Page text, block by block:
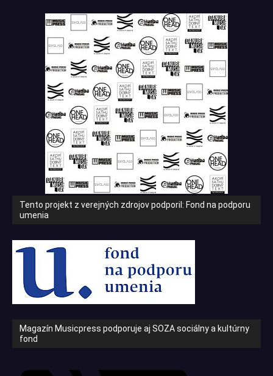
Tento projekt z verejných zdrojov podporil: Fond na podporu
umenia
Magazín Musicpress podporuje aj SOZA sociálny a kultúrny
fond